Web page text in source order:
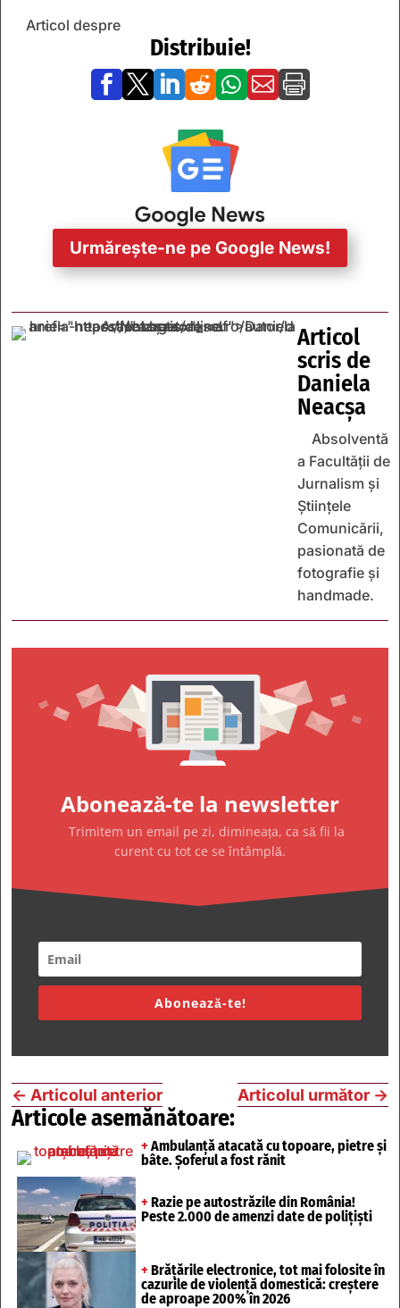
Articol despre
Distribuie!
      
Urmărește-ne pe Google News!
Articol
scris de
Daniela
Neacșa
Absolventă
a Facultății de
Jurnalism și
Științele
Comunicării,
pasionată de
fotografie și
handmade.
Abonează-te la newsletter
Trimitem un email pe zi, dimineața, ca să fii la
curent cu tot ce se întâmplă.
Abonează-te!
← Articolul anterior Articolul următor →
Articole asemănătoare:
+ Ambulanță atacată cu topoare, pietre și
bâte. Șoferul a fost rănit
+ Razie pe autostrăzile din România!
Peste 2.000 de amenzi date de polițiști
+ Brățările electronice, tot mai folosite în
cazurile de violență domestică: creștere
de aproape 200% în 2026